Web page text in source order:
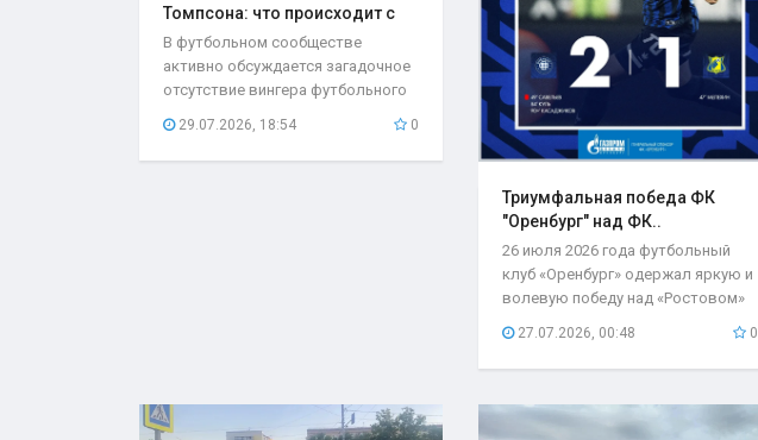
Томпсона: что происходит с
игроком..
В футбольном сообществе
активно обсуждается загадочное
отсутствие вингера футбольного
29.07.2026, 18:54 0
Триумфальная победа ФК
"Оренбург" над ФК..
26 июля 2026 года футбольный
клуб «Оренбург» одержал яркую и
волевую победу над «Ростовом»
со счётом 2:1...
27.07.2026, 00:48 0